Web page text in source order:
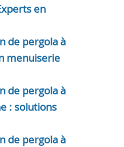
en
de pergola à
menuiserie
de pergola à
: solutions
de pergola à